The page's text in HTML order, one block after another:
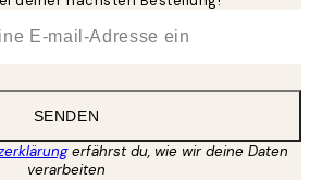
SENDEN
erfährst du, wie wir deine Daten
verarbeiten